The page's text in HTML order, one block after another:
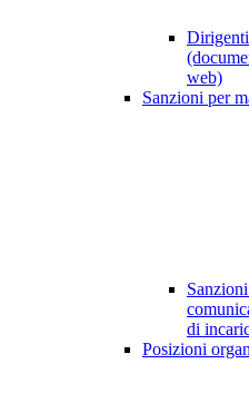
web)
Sanzioni per
di
Posizioni